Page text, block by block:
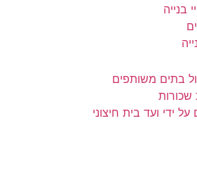
בנייה
בתים משותפים
שכורות
על ידי ועד בית חיצוני